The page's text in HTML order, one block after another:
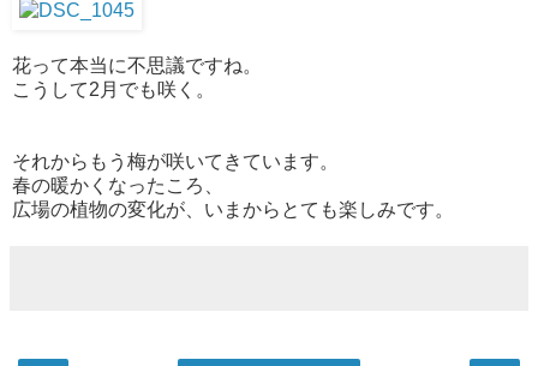
花って本当に不思議ですね。
こうして2月でも咲く。
それからもう梅が咲いてきています。
春の暖かくなったころ、
広場の植物の変化が、いまからとても楽しみです。